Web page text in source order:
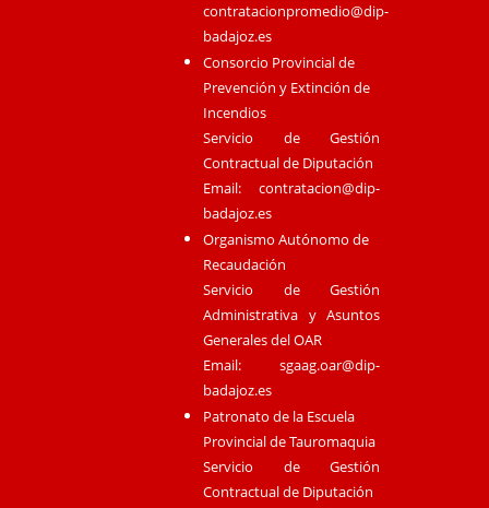
contratacionpromedio@dip-
badajoz.es
Consorcio Provincial de
Prevención y Extinción de
Incendios
Servicio de Gestión
Contractual de Diputación
Email:contratacion@dip-
badajoz.es
Organismo Autónomo de
Recaudación
Servicio de Gestión
Administrativa y Asuntos
Generales del OAR
Email:sgaag.oar@dip-
badajoz.es
Patronato de la Escuela
Provincial de Tauromaquia
Servicio de Gestión
Contractual de Diputación